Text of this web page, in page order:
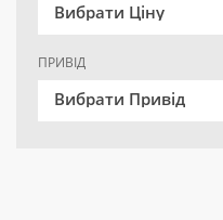
Вибрати Ціну
ПРИВІД
Вибрати Привід